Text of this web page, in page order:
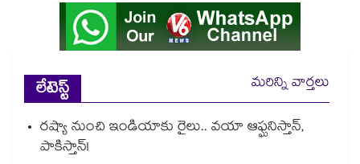
లేటెస్ట్
మరిన్ని వార్తలు
రష్యా నుంచి ఇండియాకు రైలు.. వయా ఆఫ్ఘనిస్తాన్,
పాకిస్తాన్!